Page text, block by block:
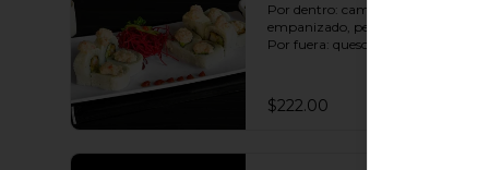
Por dentro: camarón
empanizado, pepino y aguacate.
Por fuera: queso crema y tampico
$222.00